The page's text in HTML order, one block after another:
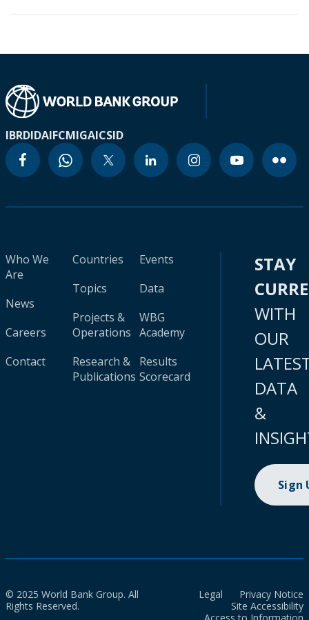
IBRDIDAIFCMIGAICSID
Who We
Are
News
Careers
Contact
Countries
Topics
Projects &
Operations
Research &
Publications
Events
Data
WBG
Academy
Results
Scorecard
STAY
WITH
OUR
DATA
&
Sign
© 2025 World Bank Group. All
Rights Reserved.
Legal
Privacy Notice
Site Accessibility